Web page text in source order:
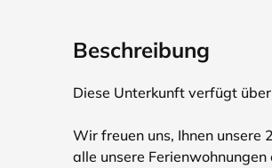
Beschreibung
Diese Unterkunft verfügt über
Wir freuen uns, Ihnen unsere
alle unsere